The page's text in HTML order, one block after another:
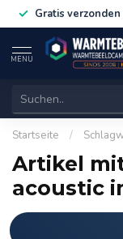
Gratis verzonden
MENU
Startseite /
Artikel
acoustic